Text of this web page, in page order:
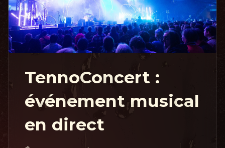
TennoConcert :
événement musical
en direct